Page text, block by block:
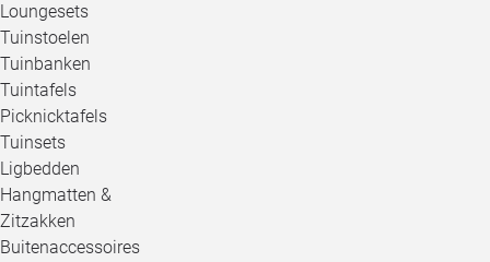
Loungesets
Tuinstoelen
Tuinbanken
Tuintafels
Picknicktafels
Tuinsets
Ligbedden
Hangmatten &
Zitzakken
Buitenaccessoires